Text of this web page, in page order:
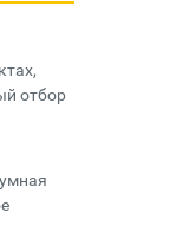
отбор